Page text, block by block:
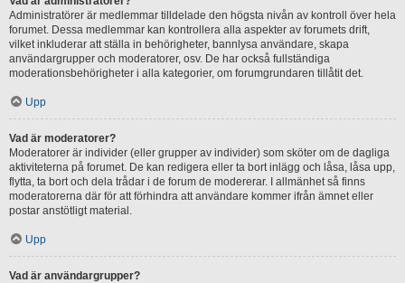
Administratörer är medlemmar tilldelade den högsta nivån av kontroll över hela
forumet. Dessa medlemmar kan kontrollera alla aspekter av forumets drift,
vilket inkluderar att ställa in behörigheter, bannlysa användare, skapa
användargrupper och moderatorer, osv. De har också fullständiga
moderationsbehörigheter i alla kategorier, om forumgrundaren tillåtit det.
Upp
Vad är moderatorer?
Moderatorer är individer (eller grupper av individer) som sköter om de dagliga
aktiviteterna på forumet. De kan redigera eller ta bort inlägg och låsa, låsa upp,
flytta, ta bort och dela trådar i de forum de modererar. I allmänhet så finns
moderatorerna där för att förhindra att användare kommer ifrån ämnet eller
postar anstötligt material.
Upp
Vad är användargrupper?